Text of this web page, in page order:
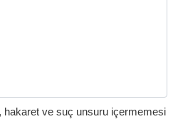
hakaret ve suç unsuru içermemesi